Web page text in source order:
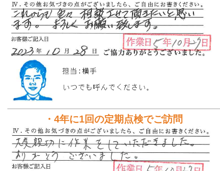
・4年に1回の定期点検でご訪問